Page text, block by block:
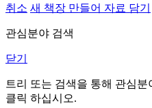
취소 새 책장 만들어 자료 담기
관심분야 검색
닫기
트리 또는 검색을 통해 관심분
클릭 하십시오.